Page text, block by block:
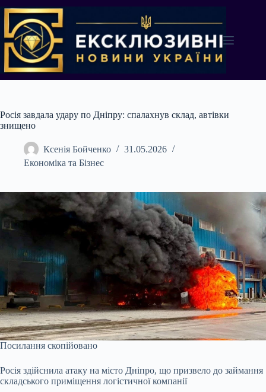
до
вмісту
Росія завдала удару по Дніпру: спалахнув склад, автівки
знищено
Ксенія Бойченко
31.05.2026
Економіка та Бізнес
Посилання скопійовано
Росія здійснила атаку на місто Дніпро, що призвело до займання
складського приміщення логістичної компанії